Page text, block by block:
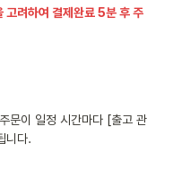
고려하여 결제완료 5분 후 주
문이 일정 시간마다 [출고 관
니다.